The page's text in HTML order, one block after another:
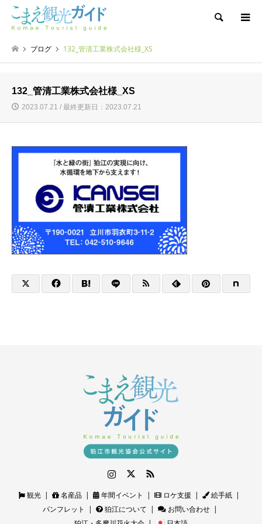
検索
ブログ 132_管清工業株式会社様_XS
132_管清工業株式会社様_XS
2023.07.21 / 最終更新日：2023.07.21
観光 名産品 年間イベント ロケ支援
絵手紙
パンフレット
狛江について
お問い合わせ